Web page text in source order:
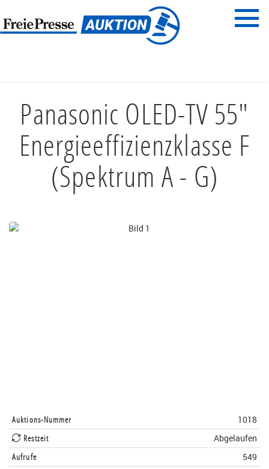
Menü
Panasonic OLED-TV 55"
Energieeffizienzklasse F
(Spektrum A - G)
Auktions-Nummer
1018
Restzeit
Abgelaufen
Aufrufe
549